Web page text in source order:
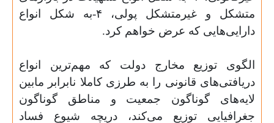
متشکل و غیر‌متشکل پولی، ۴-به شکل انواع
دارایی‌هایی که عرض خواهم کرد.
الگوی توزیع مخارج دولت که مهم‌ترین انواع
دریافتی‌های قانونی را به طرزی کاملا نابرابر مابین
لایه‌های گوناگون جمعیت و مناطق گوناگون
جغرافیایی توزیع می‌کند، دریچه شیوع فساد